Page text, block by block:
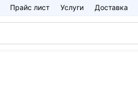
Прайс лист Услуги Доставка